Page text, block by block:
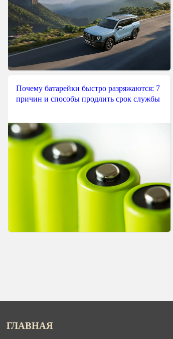
Почему батарейки быстро разряжаются: 7
причин и способы продлить срок службы
ГЛАВНАЯ